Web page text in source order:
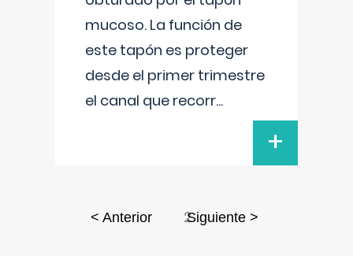
mucoso. La función de
este tapón es proteger
desde el primer trimestre
el canal que recorr...
+
< Anterior 2Siguiente >